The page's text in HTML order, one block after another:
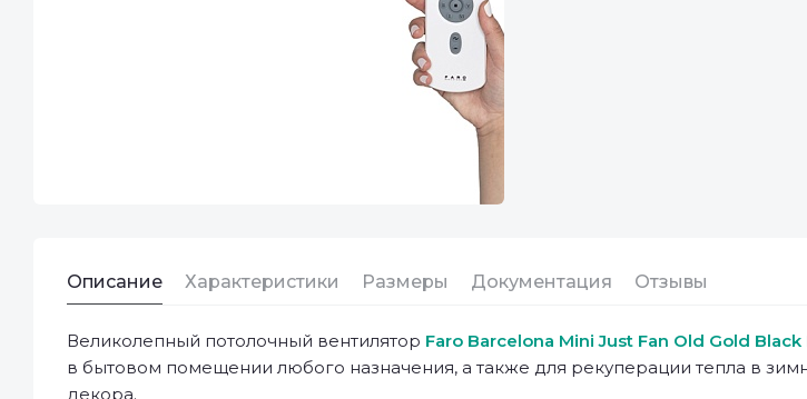
Описание Характеристики Размеры Документация Отзывы
Великолепный потолочный вентилятор Faro Barcelona Mini Just Fan Old Gold
в бытовом помещении любого назначения, а также для рекуперации тепла в
декора.